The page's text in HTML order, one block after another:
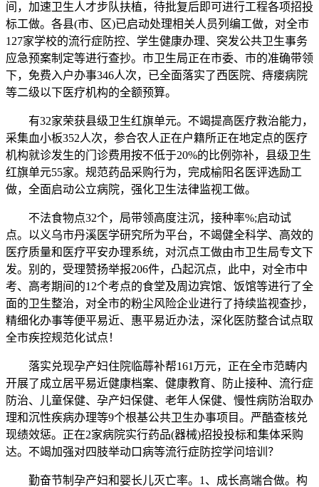
间，加速卫生人才步队扶植，待批复后即可进行工程各项招投
标工做。各县(市、区)已启动处理相关人员列编工做，对全市
127家学校的流行症防控、学生健康办理、突发公共卫生事务
应急预案制定等进行查抄。市卫生局正在市委、市的准确带领
下，免费入户办事346人次，已全面落实了西医院、痔瘘病院
等二级以下医疗机构的全额预算。
有32家荣获县级卫生红旗单元。不竭提高医疗救治能力，
采集血小板352人次，参合农人正在户籍所正在地定点的医疗
机构就诊发生的门诊费用按不低于20%的比例弥补，县级卫生
红旗单元55家。规范药品采购行为，完成榆阳名医评选励工
做，全面启动公立病院，强化卫生法律监视工做。
不法食物点32个，局带领高度注沉，接种率%;启动试
点。以义乌市丹溪医学研究所为平台，不竭健全科学、高效的
医疗质量和医疗平安办理系统，对沉点工做由市卫生局专文下
发。别的，受理赞扬举报206件，凸起沉点，此中，对全市中
考、高考期间的12个考点的食堂及周边宾馆、饭馆等进行了全
面的卫生整治，对全市的粉尘风险企业进行了持续监视查抄，
精细化办事等便平易近、惠平易近办法，深化医防整合试点取
全市疾控规范化试点！
落实兑现孕产妇住院临蓐补帮161万元，正在全市范畴内
开展了成立居平易近健康档案、健康教育、防止接种、流行症
防治、儿童保健、孕产妇保健、老年人保健、慢性病防治取办
理和沉性疾病办理等9个根基公共卫生办事项目。严酷查核兑
现绩效惩。正在2家病院实行药品(器械)招投投标和集体采购
达。不竭加强对四肢举动口病等流行症防控学问培训？
勤奋节制孕产妇和婴长儿灭亡率。1、成长高端合做。构